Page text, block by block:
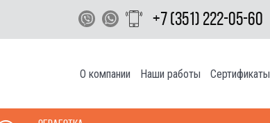
+7 (351) 222-05-60
О компании Наши работы Сертификаты